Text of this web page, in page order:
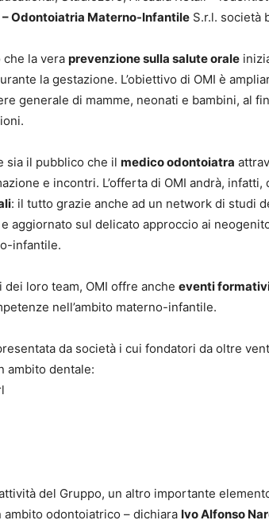
– Odontoiatria Materno-Infantile S.r.l. società
la vera prevenzione sulla salute orale
la gestazione. L’obiettivo di OMI è
generale di mamme, neonati e bambini, al
sia il pubblico che il medico odontoiatra
e incontri. L’offerta di OMI andrà, infatti,
: il tutto grazie anche ad un network di studi
aggiornato sul delicato approccio ai
infantile.
loro team, OMI offre anche eventi
nell’ambito materno-infantile.
da società i cui fondatori da oltre
ambito dentale:
del Gruppo, un altro importante
ambito odontoiatrico – dichiara Ivo Alfonso